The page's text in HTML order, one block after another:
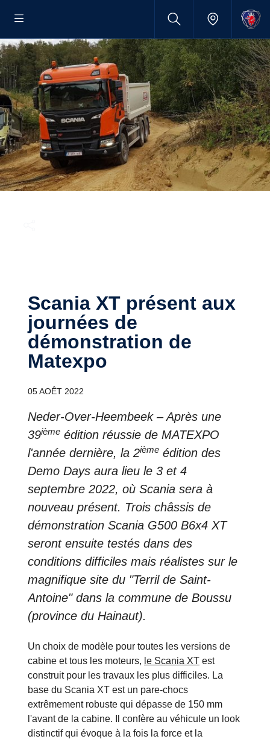
Scania XT présent aux
journées de
démonstration de
Matexpo
05 AOÊT 2022
Neder-Over-Heembeek – Après une
39ième édition réussie de MATEXPO
l'année dernière, la 2ième édition des
Demo Days aura lieu le 3 et 4
septembre 2022, où Scania sera à
nouveau présent. Trois châssis de
démonstration Scania G500 B6x4 XT
seront ensuite testés dans des
conditions difficiles mais réalistes sur le
magnifique site du "Terril de Saint-
Antoine" dans la commune de Boussu
(province du Hainaut).
Un choix de modèle pour toutes les versions de
cabine et tous les moteurs, le Scania XT est
construit pour les travaux les plus difficiles. La
base du Scania XT est un pare-chocs
extrêmement robuste qui dépasse de 150 mm
l'avant de la cabine. Il confère au véhicule un look
distinctif qui évoque à la fois la force et la